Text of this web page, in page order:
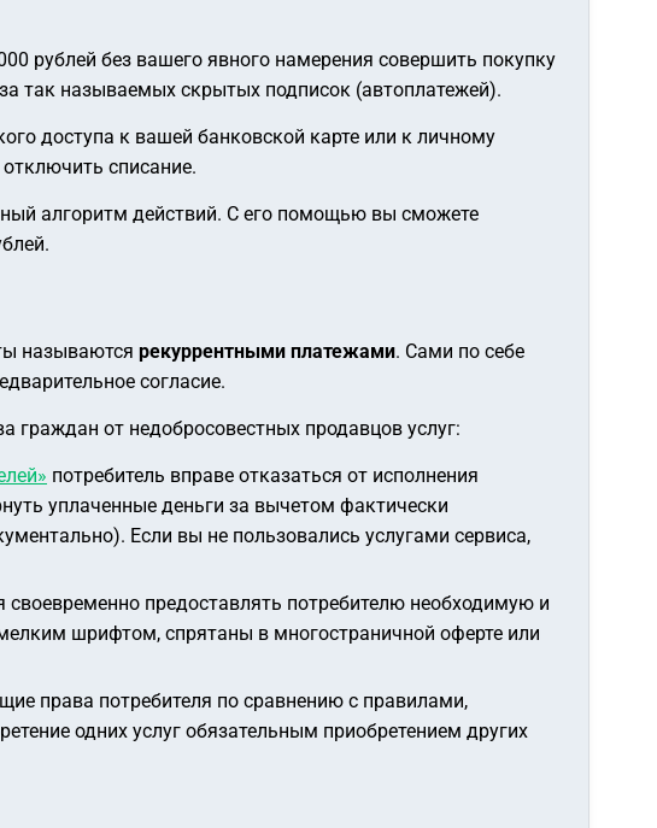
рублей без вашего явного намерения совершить покупку
так называемых скрытых подписок (автоплатежей).
доступа к вашей банковской карте или к личному
списание.
алгоритм действий. С его помощью вы сможете
называются рекуррентными платежами. Сами по себе
согласие.
от недобросовестных продавцов услуг:
потребитель вправе отказаться от исполнения
уплаченные деньги за вычетом фактически
Если вы не пользовались услугами сервиса,
предоставлять потребителю необходимую и
шрифтом, спрятаны в многостраничной оферте или
права потребителя по сравнению с правилами,
одних услуг обязательным приобретением других